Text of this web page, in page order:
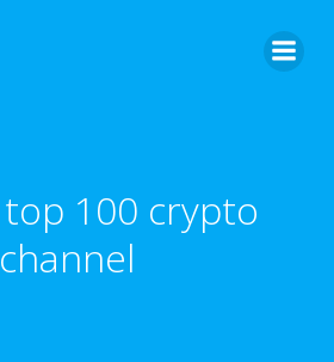
top 100 crypto
channel